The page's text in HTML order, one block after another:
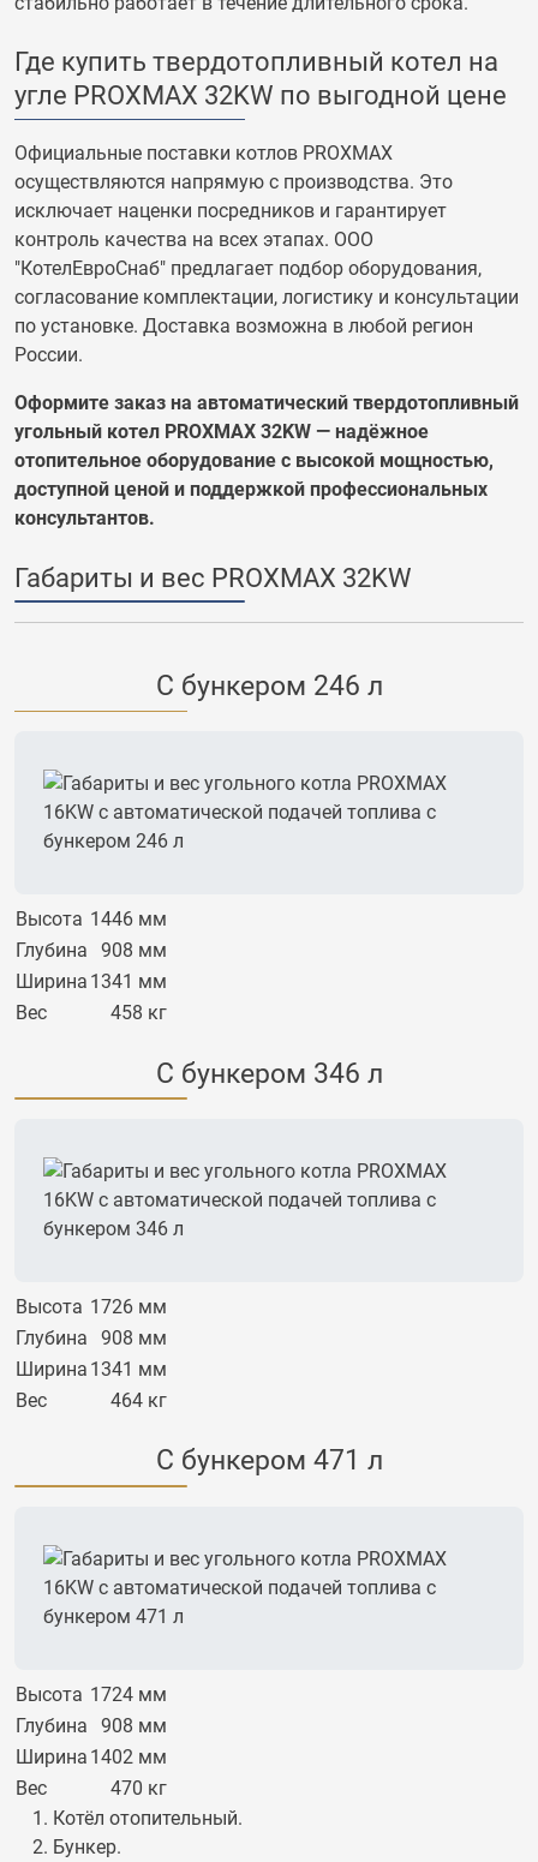
Где купить твердотопливный котел на
угле PROXMAX 32KW по выгодной цене
Официальные поставки котлов PROXMAX
осуществляются напрямую с производства. Это
исключает наценки посредников и гарантирует
контроль качества на всех этапах. ООО
"КотелЕвроСнаб" предлагает подбор оборудования,
согласование комплектации, логистику и консультации
по установке. Доставка возможна в любой регион
России.
Оформите заказ на автоматический твердотопливный
угольный котел PROXMAX 32KW — надёжное
отопительное оборудование с высокой мощностью,
доступной ценой и поддержкой профессиональных
консультантов.
Габариты и вес PROXMAX 32KW
С бункером 246 л
Высота 1446 мм
Глубина
908 мм
Ширина 1341 мм
Вес
458 кг
С бункером 346 л
Высота 1726 мм
Глубина
908 мм
Ширина 1341 мм
Вес
464 кг
С бункером 471 л
Высота 1724 мм
Глубина
908 мм
Ширина 1402 мм
Вес
470 кг
Котёл отопительный.
Бункер.